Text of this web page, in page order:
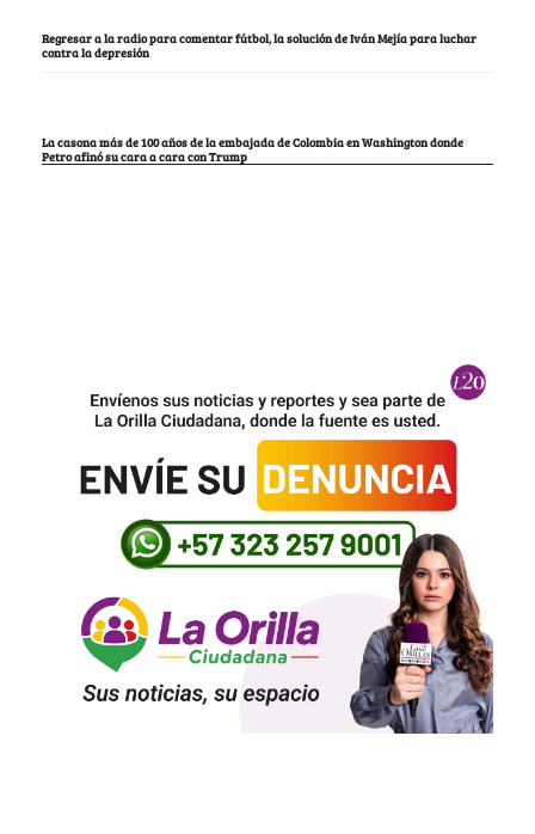
Regresar a la radio para comentar fútbol, la solución de Iván Mejía para luchar
contra la depresión
La casona más de 100 años de la embajada de Colombia en Washington donde
Petro afinó su cara a cara con Trump